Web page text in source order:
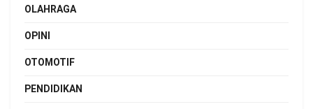
OLAHRAGA
OPINI
OTOMOTIF
PENDIDIKAN